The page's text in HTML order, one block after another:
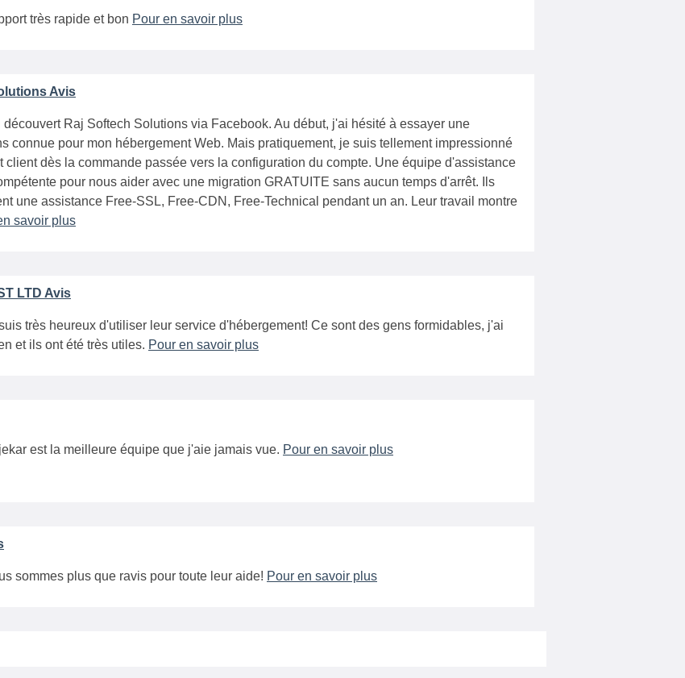
très rapide et bon Pour en savoir plus
Avis
découvert Raj Softech Solutions via Facebook. Au début, j'ai hésité à essayer une
connue pour mon hébergement Web. Mais pratiquement, je suis tellement impressionné
client dès la commande passée vers la configuration du compte. Une équipe d'assistance
pour nous aider avec une migration GRATUITE sans aucun temps d'arrêt. Ils
une assistance Free-SSL, Free-CDN, Free-Technical pendant un an. Leur travail montre
savoir plus
LTD Avis
très heureux d'utiliser leur service d'hébergement! Ce sont des gens formidables, j'ai
et ils ont été très utiles. Pour en savoir plus
est la meilleure équipe que j'aie jamais vue. Pour en savoir plus
sommes plus que ravis pour toute leur aide! Pour en savoir plus